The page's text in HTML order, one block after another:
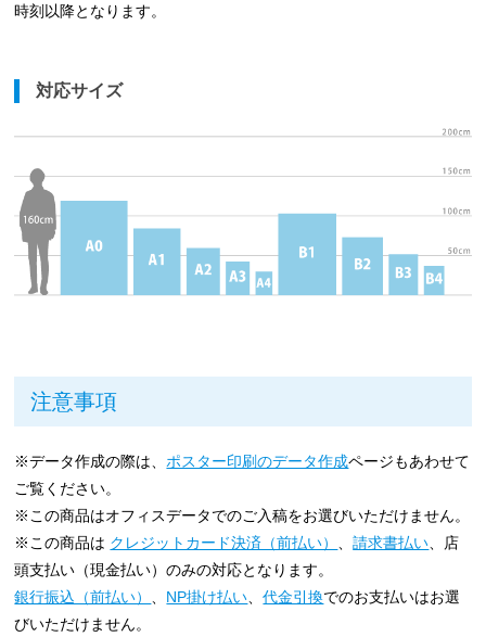
時刻以降となります。
対応サイズ
注意事項
※データ作成の際は、ポスター印刷のデータ作成ページもあわせて
ご覧ください。
※この商品はオフィスデータでのご入稿をお選びいただけません。
※この商品は クレジットカード決済（前払い） 、請求書払い、店
頭支払い（現金払い）のみの対応となります。
銀行振込（前払い） 、 NP掛け払い、代金引換でのお支払いはお選
びいただけません。